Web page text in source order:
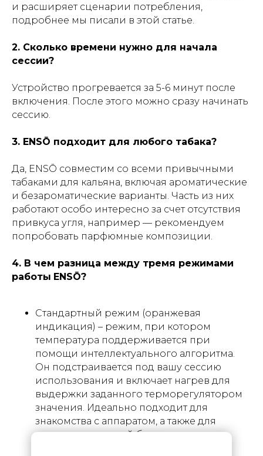
и расширяет сценарии потребления,
подробнее мы писали в этой статье.
2. Сколько времени нужно для начала
сессии?
Устройство прогревается за 5-6 минут после
включения. После этого можно сразу начинать
сессию.
3. ENSŌ подходит для любого табака?
Да, ENSŌ совместим со всеми привычными
табаками для кальяна, включая ароматические
и безароматические варианты. Часть из них
работают особо интересно за счет отсутствия
привкуса угля, например — рекомендуем
попробовать парфюмные композиции.
4. В чем разница между тремя режимами
работы ENSŌ?
Стандартный режим (оранжевая
индикация) – режим, при котором
температура поддерживается при
помощи интеллектуального алгоритма.
Он подстраивается под вашу сессию
использования и включает нагрев для
выдержки заданного терморегулятором
значения. Идеально подходит для
знакомства с аппаратом, а также для
регулярных сессий без лишних